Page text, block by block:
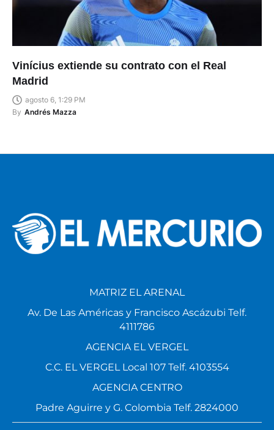
Vinícius extiende su contrato con el Real
Madrid
agosto 6, 1:29 PM
By Andrés Mazza
MATRIZ EL ARENAL
Av. De Las Américas y Francisco Ascázubi Telf.
4111786
AGENCIA EL VERGEL
C.C. EL VERGEL Local 107 Telf. 4103554
AGENCIA CENTRO
Padre Aguirre y G. Colombia Telf. 2824000